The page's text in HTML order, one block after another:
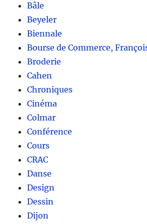
Bâle
Beyeler
Biennale
Bourse de Commerce,
Broderie
Cahen
Chroniques
Cinéma
Colmar
Conférence
Cours
CRAC
Danse
Design
Dessin
Dijon